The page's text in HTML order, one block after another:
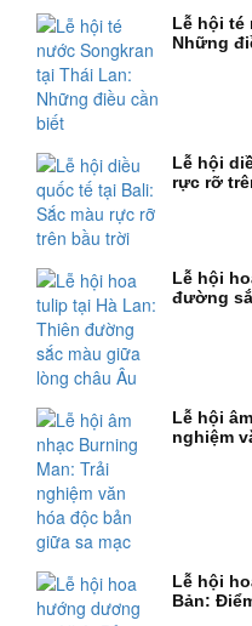
Lễ hội té
Những
Lễ hội
rực rỡ
Lễ hội
đường
Lễ hội
nghiệm
Lễ hội
Bản: